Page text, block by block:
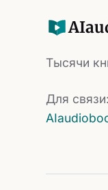
AI
Тысячи
Для связи: